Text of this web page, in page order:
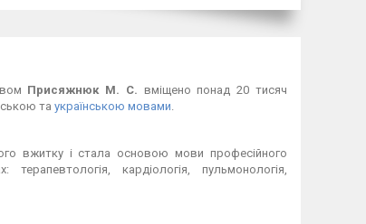
Присяжнюк М. С. вміщено понад 20 тисяч
та українською мовами
вжитку і стала основою мови професійного
кардіологія, пульмонологія,